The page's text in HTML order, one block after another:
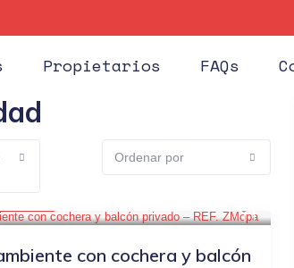
Propietarios FAQs
Ordenar por
con cochera y balcón